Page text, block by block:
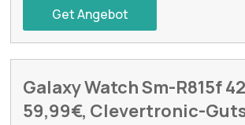
Get Angebot
Galaxy Watch Sm-R815f
59,99€, Clevertronic-